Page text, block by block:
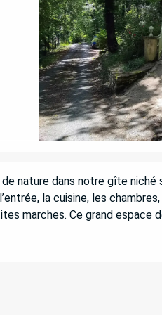
nature dans notre gîte niché
la cuisine, les
marches. Ce grand espace